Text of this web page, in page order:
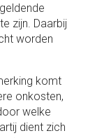
zijn. Daarbij
worden
komt
onkosten,
welke
dient zich